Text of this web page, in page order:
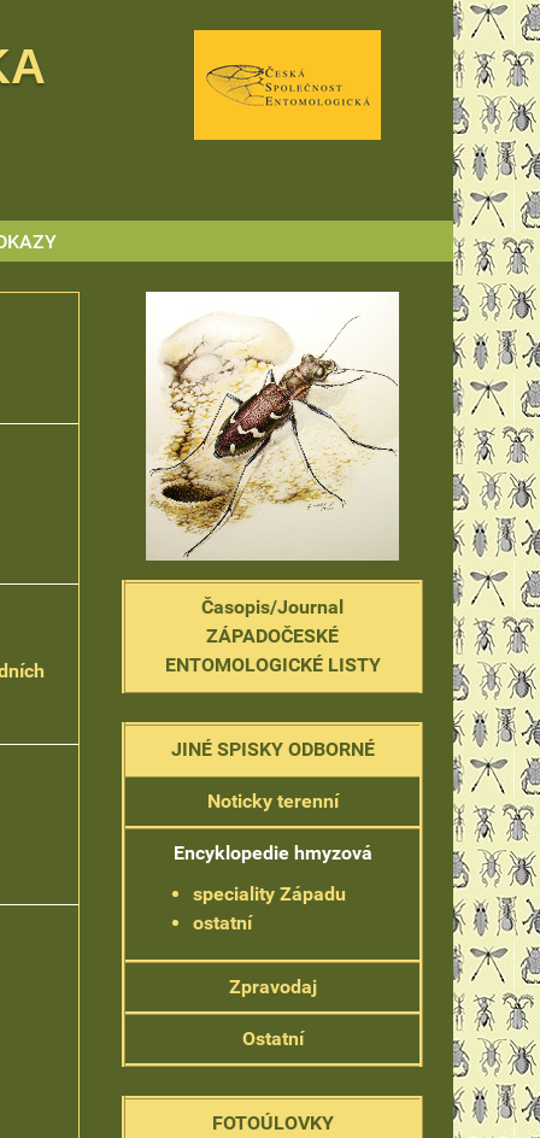
Časopis/Journal
ZÁPADOČESKÉ
ENTOMOLOGICKÉ LISTY
JINÉ SPISKY ODBORNÉ
Noticky terenní
Encyklopedie hmyzová
speciality Západu
ostatní
Zpravodaj
Ostatní
FOTOÚLOVKY